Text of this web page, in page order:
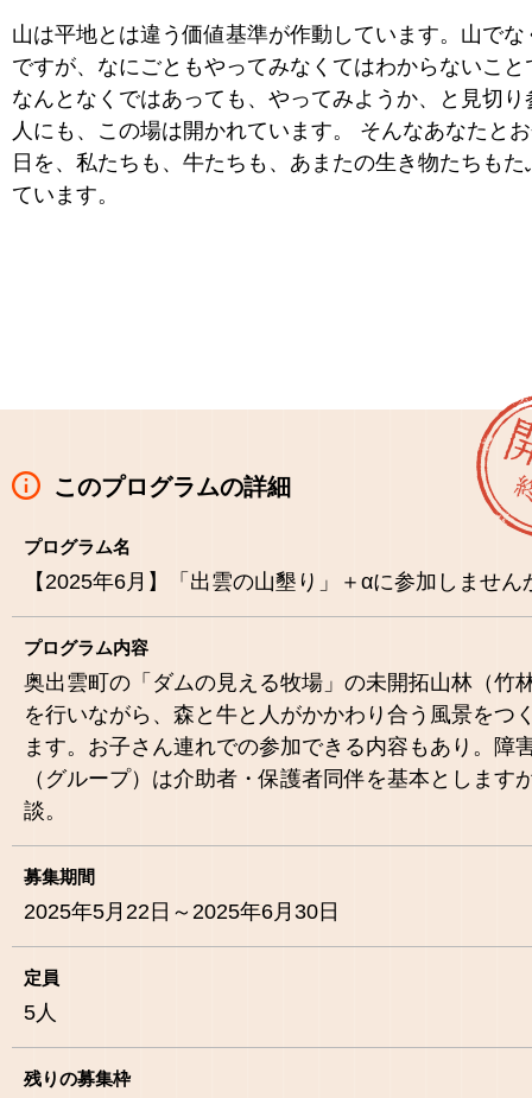
山は平地とは違う価値基準が作動しています。山でな
ですが、なにごともやってみなくてはわからないこと
なんとなくではあっても、やってみようか、と見切り
人にも、この場は開かれています。 そんなあなたと
日を、私たちも、牛たちも、あまたの生き物たちもた
ています。
このプログラムの詳細
プログラム名
【2025年6月】「出雲の山墾り」＋αに参加しません
プログラム内容
奥出雲町の「ダムの見える牧場」の未開拓山林（竹
を行いながら、森と牛と人がかかわり合う風景をつ
ます。お子さん連れでの参加できる内容もあり。障
（グループ）は介助者・保護者同伴を基本とします
談。
募集期間
2025年5月22日～2025年6月30日
定員
5 人
残りの募集枠